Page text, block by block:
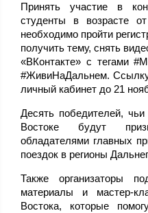
Принять участие в
студенты в возрасте
необходимо пройти
получить тему, снять
«ВКонтакте» с тегами
#ЖивиНаДальнем.
личный кабинет до 21
Десять победителей,
Востоке будут
обладателями главных
поездок в регионы
Также организаторы
материалы и мастер-
Востока, которые